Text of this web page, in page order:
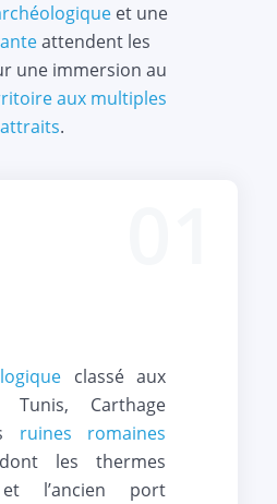
et une
attendent les
une immersion au
aux multiples
attraits.
classé aux
Carthage
ruines romaines
les thermes
et l’ancien port